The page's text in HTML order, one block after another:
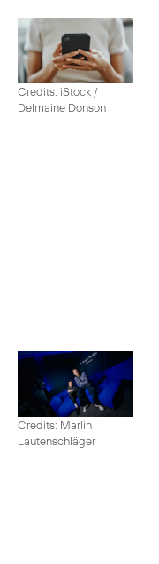
Credits: iStock /
Delmaine Donson
Credits: Marlin
Lautenschläger